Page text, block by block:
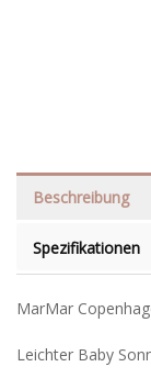
Beschreibung
Spezifikationen
MarMar
Leichter Baby